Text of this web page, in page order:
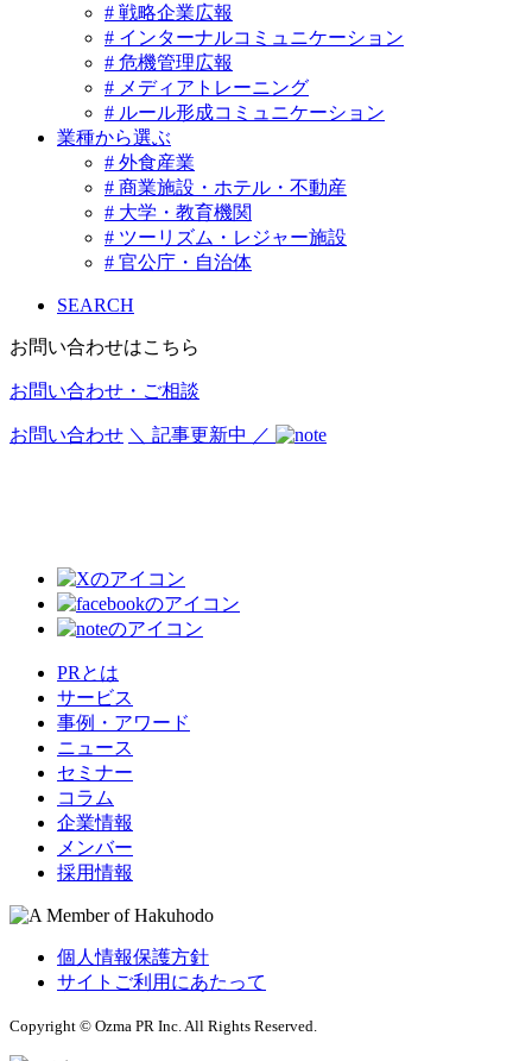
# 戦略企業広報
# インターナルコミュニケーション
# 危機管理広報
# メディアトレーニング
# ルール形成コミュニケーション
業種から選ぶ
# 外食産業
# 商業施設・ホテル・不動産
# 大学・教育機関
# ツーリズム・レジャー施設
# 官公庁・自治体
SEARCH
お問い合わせはこちら
お問い合わせ・ご相談
お問い合わせ ＼ 記事更新中 ／
PRとは
サービス
事例・アワード
ニュース
セミナー
コラム
企業情報
メンバー
採用情報
個人情報保護方針
サイトご利用にあたって
Copyright © Ozma PR Inc. All Rights Reserved.